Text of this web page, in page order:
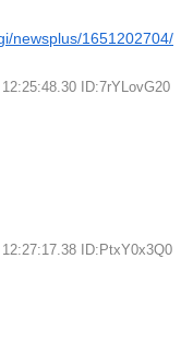
newsplus/1651202704/
ID:7rYLovG20
ID:PtxY0x3Q0